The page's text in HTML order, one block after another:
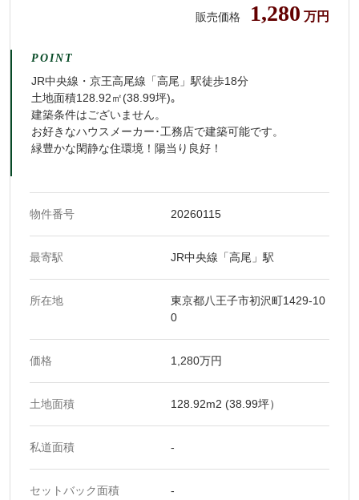
販売価格 1,280 万円
POINT
JR中央線・京王高尾線「高尾」駅徒歩18分
土地面積128.92㎡(38.99坪)｡
建築条件はございません。
お好きなハウスメーカー･工務店で建築可能です。
緑豊かな閑静な住環境！陽当り良好！
物件番号 20260115
最寄駅 JR中央線「高尾」駅
所在地
東京都八王子市初沢町1429-10
0
価格 1,280万円
土地面積 128.92m2 (38.99坪）
私道面積 -
セットバック面積 -